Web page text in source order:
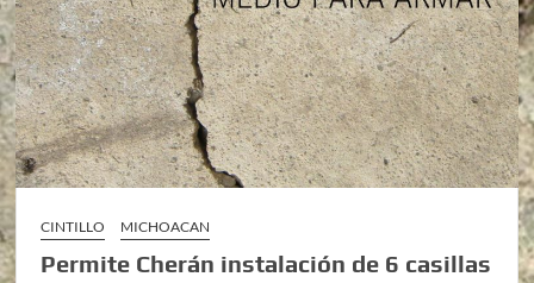
CINTILLO MICHOACAN
Permite Cherán instalación de 6 casillas